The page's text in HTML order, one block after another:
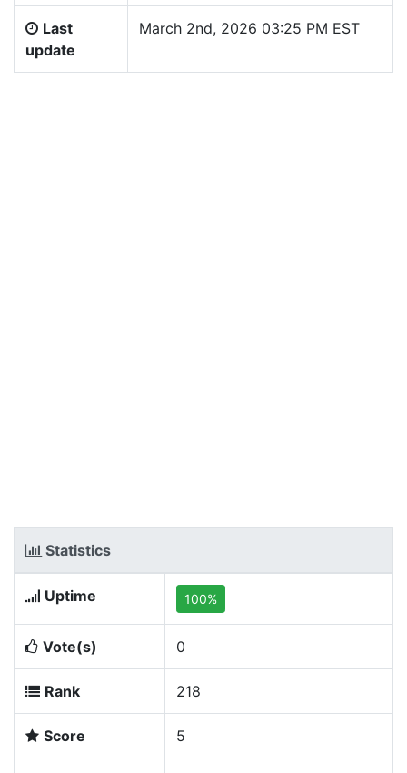
Last
update
March 2nd, 2026 03:25 PM EST
Statistics
Uptime 100%
Vote(s) 0
Rank 218
Score 5